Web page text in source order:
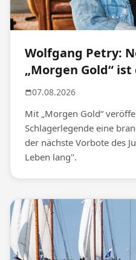
Wolfgang Petry:
„Morgen Gold“ ist
07.08.2026
Mit „Morgen Gold“
Schlagerlegende eine
der nächste Vorbote des
Leben lang".